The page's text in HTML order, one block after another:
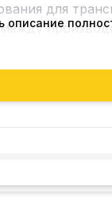
для
описание